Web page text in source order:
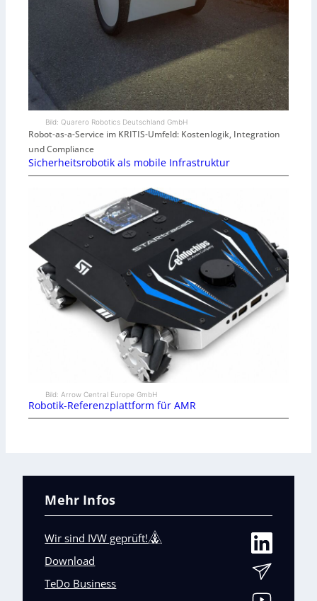
Bild: Quarero Robotics Deutschland GmbH
Robot-as-a-Service im KRITIS-Umfeld: Kostenlogik, Integration
und Compliance
Sicherheitsrobotik als mobile Infrastruktur
Bild: Arrow Central Europe GmbH
Robotik-Referenzplattform für AMR
Mehr Infos
Wir sind IVW geprüft!
Download
TeDo Business